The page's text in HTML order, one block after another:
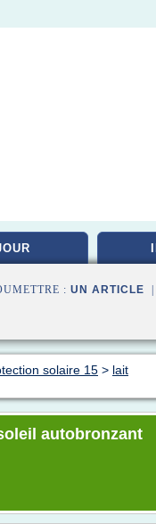
: UN ARTICLE
solaire 15 > lait
autobronzant